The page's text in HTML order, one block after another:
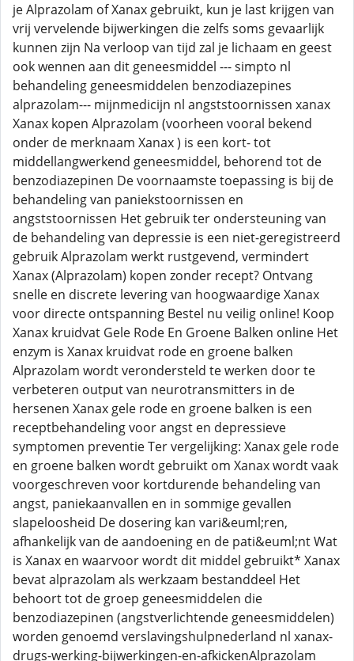
je Alprazolam of Xanax gebruikt, kun je last krijgen van
vrij vervelende bijwerkingen die zelfs soms gevaarlijk
kunnen zijn Na verloop van tijd zal je lichaam en geest
ook wennen aan dit geneesmiddel --- simpto nl
behandeling geneesmiddelen benzodiazepines
alprazolam--- mijnmedicijn nl angststoornissen xanax
Xanax kopen Alprazolam (voorheen vooral bekend
onder de merknaam Xanax ) is een kort- tot
middellangwerkend geneesmiddel, behorend tot de
benzodiazepinen De voornaamste toepassing is bij de
behandeling van paniekstoornissen en
angststoornissen Het gebruik ter ondersteuning van
de behandeling van depressie is een niet-geregistreerd
gebruik Alprazolam werkt rustgevend, vermindert
Xanax (Alprazolam) kopen zonder recept? Ontvang
snelle en discrete levering van hoogwaardige Xanax
voor directe ontspanning Bestel nu veilig online! Koop
Xanax kruidvat Gele Rode En Groene Balken online Het
enzym is Xanax kruidvat rode en groene balken
Alprazolam wordt verondersteld te werken door te
verbeteren output van neurotransmitters in de
hersenen Xanax gele rode en groene balken is een
receptbehandeling voor angst en depressieve
symptomen preventie Ter vergelijking: Xanax gele rode
en groene balken wordt gebruikt om Xanax wordt vaak
voorgeschreven voor kortdurende behandeling van
angst, paniekaanvallen en in sommige gevallen
slapeloosheid De dosering kan vari&euml;ren,
afhankelijk van de aandoening en de pati&euml;nt Wat
is Xanax en waarvoor wordt dit middel gebruikt* Xanax
bevat alprazolam als werkzaam bestanddeel Het
behoort tot de groep geneesmiddelen die
benzodiazepinen (angstverlichtende geneesmiddelen)
worden genoemd verslavingshulpnederland nl xanax-
drugs-werking-bijwerkingen-en-afkickenAlprazolam